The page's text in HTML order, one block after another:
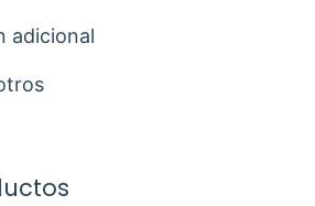
adicional